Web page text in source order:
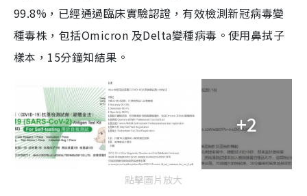
99.8%，已經通過臨床實驗認證，有效檢測新冠病毒變
種毒株，包括Omicron 及Delta變種病毒。使用鼻拭子
樣本，15分鐘知結果。
+2
點擊圖片放大